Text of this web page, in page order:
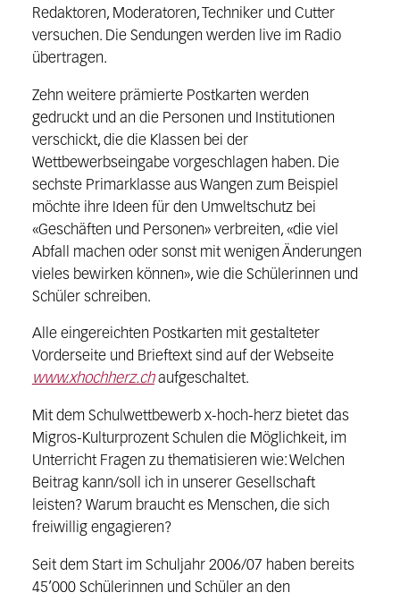
Redaktoren, Moderatoren, Techniker und Cutter
versuchen. Die Sendungen werden live im Radio
übertragen.
Zehn weitere prämierte Postkarten werden
gedruckt und an die Personen und Institutionen
verschickt, die die Klassen bei der
Wettbewerbseingabe vorgeschlagen haben. Die
sechste Primarklasse aus Wangen zum Beispiel
möchte ihre Ideen für den Umweltschutz bei
«Geschäften und Personen» verbreiten, «die viel
Abfall machen oder sonst mit wenigen Änderungen
vieles bewirken können», wie die Schülerinnen und
Schüler schreiben.
Alle eingereichten Postkarten mit gestalteter
Vorderseite und Brieftext sind auf der Webseite
www.xhochherz.chaufgeschaltet.
Mit dem Schulwettbewerb x-hoch-herz bietet das
Migros-Kulturprozent Schulen die Möglichkeit, im
Unterricht Fragen zu thematisieren wie: Welchen
Beitrag kann/soll ich in unserer Gesellschaft
leisten? Warum braucht es Menschen, die sich
freiwillig engagieren?
Seit dem Start im Schuljahr 2006/07 haben bereits
45’000 Schülerinnen und Schüler an den